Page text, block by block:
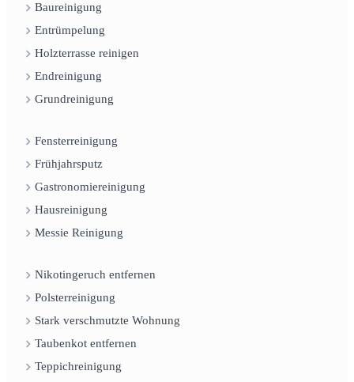
Baureinigung
Entrümpelung
Holzterrasse reinigen
Endreinigung
Grundreinigung
Fensterreinigung
Frühjahrsputz
Gastronomiereinigung
Hausreinigung
Messie Reinigung
Nikotingeruch entfernen
Polsterreinigung
Stark verschmutzte Wohnung
Taubenkot entfernen
Teppichreinigung